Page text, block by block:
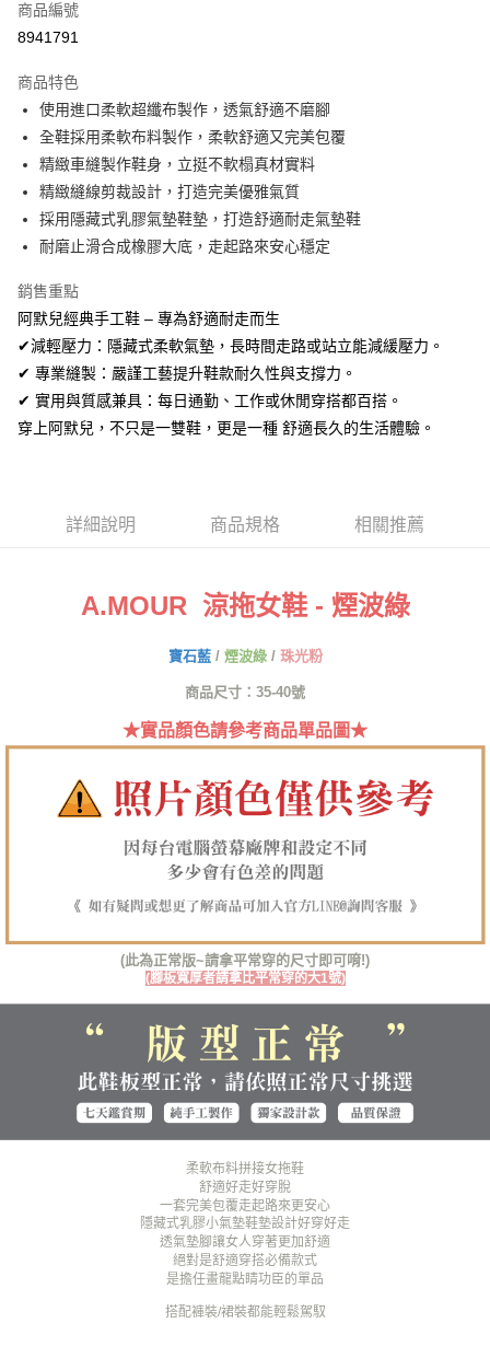
信用卡分期付款
合作金庫商業銀行
華南商業銀行
彰化商業銀行
上海商業儲蓄銀行
台北富邦商業銀行
國泰世華商業銀行
兆豐國際商業銀行
臺灣中小企業銀行
台中商業銀行
匯豐（台灣）商業銀行
華泰商業銀行
聯邦商業銀行
遠東國際商業銀行
元大商業銀行
永豐商業銀行
台新國際商業銀行
台灣樂天信用卡公司
超商取貨付款
LINE Pay
Apple Pay
街口支付
AFTEE先享後付
相關說明
【關於「AFTEE先享後付」】
AFTEE先享後付是「在收到商品之後才付款」的支付方式。 讓您購物簡單
便利好安心！
１．簡單：不需註冊會員、不需綁卡、不需儲值。
２．便利：只要手機號碼，簡訊認證，即可結帳。
結帳頁面，進行簡訊認證並確認金額後，即可完成結帳。
ATM／網路銀行／等多元方式進行付款，方視為交易完成。
※ 請注意：結帳手續完成當下不需立刻繳費，但若您需要取消訂單，請聯絡
是否繳費成功／繳費後需取消欲退款等相關疑問，請聯繫「AFTEE先享後付
【注意事項】
易，需依本服務之必要範圍內提供個人資料，並將交易相關給付款項請求債
權轉讓予恩沛科技股份有限公司。
https://aftee.tw/terms/#terms3
３．未成年的使用者請事先徵得法定代理人或監護人之同意方可使用
時審查核予不同之上限額度；若仍有額度不足之情形，本公司將視審查結果
請求用戶進行身份認證。
５．嚴禁一人註冊多個帳號或使用他人資訊註冊。若發現惡意使用之情形，
恩沛科技股份有限公司將有權停止該用戶之使用額度並採取法律行動。
ATM付款
運送方式
付款後全家取貨
7-11取貨付款
每筆NT$60，滿NT$1,380(含以上)免運費
郵局(離島專用)
每筆NT$125，滿NT$1,380(含以上)免運費
海外宅配（貨到付運費）
商品編號
8941791
商品特色
使用進口柔軟超纖布製作，透氣舒適不磨腳
全鞋採用柔軟布料製作，柔軟舒適又完美包覆
精緻車縫製作鞋身，立挺不軟榻真材實料
精緻縫線剪裁設計，打造完美優雅氣質
採用隱藏式乳膠氣墊鞋墊，打造舒適耐走氣墊鞋
耐磨止滑合成橡膠大底，走起路來安心穩定
銷售重點
阿默兒經典手工鞋 – 專為舒適耐走而生
✔減輕壓力：隱藏式柔軟氣墊，長時間走路或站立能減緩壓力。
✔ 專業縫製：嚴謹工藝提升鞋款耐久性與支撐力。
✔ 實用與質感兼具：每日通勤、工作或休閒穿搭都百搭。
穿上阿默兒，不只是一雙鞋，更是一種 舒適長久的生活體驗。
詳細說明 商品規格 相關推薦
A.MOUR 涼拖女鞋 - 煙波綠
寶石藍/ 煙波綠/ 珠光粉
商品尺寸：35-40號
★實品顏色請參考商品單品圖★
(此為正常版~請拿平常穿的尺寸即可唷!)
(腳板寬厚者請拿比平常穿的大1號)
柔軟布料拼接女拖鞋
舒適好走好穿脫
一套完美包覆走起路來更安心
隱藏式乳膠小氣墊鞋墊設計好穿好走
透氣墊腳讓女人穿著更加舒適
絕對是舒適穿搭必備款式
是擔任畫龍點睛功臣的單品
搭配褲裝/裙裝都能輕鬆駕馭